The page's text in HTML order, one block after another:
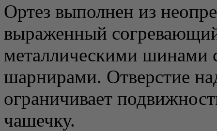
Ортез выполнен из
выраженный
металлическими шинами
шарнирами. Отверстие
ограничивает
чашечку.